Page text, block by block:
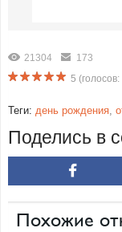
21304
173
5 (голосов:
Теги: день рождения,
Поделись в
Похожие